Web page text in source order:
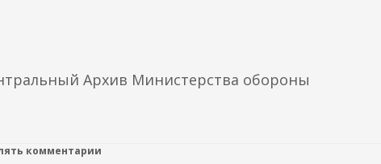
Архив Министерства обороны
комментарии